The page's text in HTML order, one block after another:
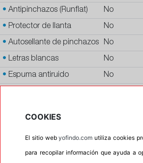
• Antipinchazos (Runflat) No
• Protector de llanta No
• Autosellante de pinchazos No
• Letras blancas No
• Espuma antiruido No
Calidad PREMIUM
P.O.R. No
COOKIES
El sitio webyofindo.com utiliza cookies
para recopilar información que ayuda a